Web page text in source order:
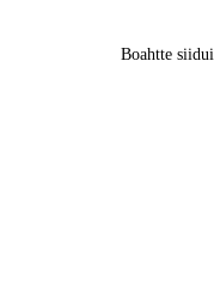
Boahtte siidui